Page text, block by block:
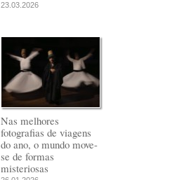
23.03.2026
Nas melhores
fotografias de viagens
do ano, o mundo move-
se de formas
misteriosas